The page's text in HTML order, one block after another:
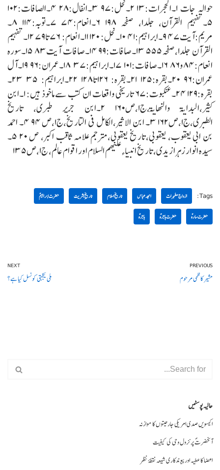
حوالہ جات ۱۔الحجرات:۱۳ ۲۔نحل:۹۷
۳۔انفال:۲۸ ۴۔الصافات:۱۰۲
۵۔تفہیم القرآن، جلد۱، صفحہ ۱۹۸ ۶۔انعام:۷۴
۷۔توبہ:۱۱۴ ۸۔
مریم:آیت۴۷
۹۔ابراہیم:۴۱ ۱۰۔نحل: ۱۲۰
۱۱۔انعام: ۷۶تا۷۹ ۱۲۔تفہیم
القرآن جلد۱،صفحہ۵۵۵
۱۳۔صافات:۹۹ ۱۴۔صافات آیت۸۳
۱۵۔سورہ
انعام:۸۴و۸۶ ۱۶۔صافات:۱۰۱
۱۷۔ابراہیم:۳۷ ۱۸۔عمران:۹۶
۱۹۔آل
عمران:۹۶ ۲۰۔بقرہ:۱۲۵
۲۱۔بقرہ: ۱۲۶تا۱۲۸ ۲۲۔ابراہیم: ۳۵
۲۳۔
بقرہ:۱۲۹ ۲۴۔عنکبوت:۶۷
تاریخی واقعات ان کتب سے ماخوذ ہیں: ۱۔ابن
کثیر،البدایۃ والنھایۃ،ج۱،ص۱۶۰
۲۔ابن جریر طبری، تاریخ
الطبری،ج۱،ص۱۶۲
۳۔ ابن الاثیر،الکامل فی التاریخ،ج۱،ص ۹۴
۴۔ احمد
بن ابی یعقوب، یعقوبی،تاریخ یعقوبی،مترجم علامہ ثاقب اکبر، ص ۲۰
۵۔
سیدہ انوار زہرا زیدی،تاریخ انبیاء علیھم السلام اور اقوام عالم، ج۱،ص۱۳۵
Tags: ازواج مطہرات امجد عباس تاریخ اسلام تاریخِ بشریت حضرت ابراہیمؑ
حضرت سارہؑ حضرت ہاجرہؑ ہاجرہؑ
PREVIOUS
مشیر کاظمی مرحوم
NEXT
ملی یکجہتی کونسل کیا ہے؟
حالیہ پوسٹیں
اکیسویں صدی امریکی جارحیتوں کا موازنہ
آنحضرتؐ پر نزول وحی کی کیفیت
اعضا کا عطیہ اورپیوندکاری شیعہ نقطۂ نظر